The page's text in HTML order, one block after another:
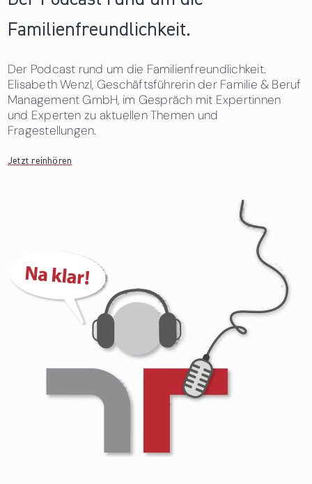
Familienfreundlichkeit.
Der Podcast rund um die Familienfreundlichkeit.
Elisabeth Wenzl, Geschäftsführerin der Familie & Beruf
Management GmbH, im Gespräch mit Expertinnen
und Experten zu aktuellen Themen und
Fragestellungen.
Jetzt reinhören